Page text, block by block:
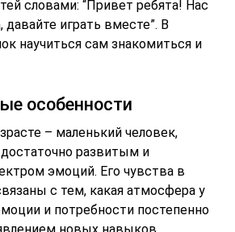
словами: “Привет ребята! Нас
играть вместе”. В
научиться сам знакомиться и
особенности
– маленький человек,
развитым и
эмоций. Его чувства в
с тем, какая атмосфера у
и потребности постепенно